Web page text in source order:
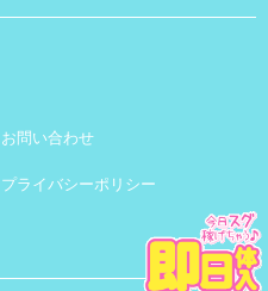
お問い合わせ
プライバシーポリシー